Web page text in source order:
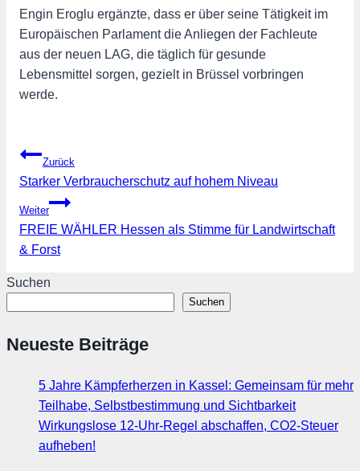
Engin Eroglu ergänzte, dass er über seine Tätigkeit im
Europäischen Parlament die Anliegen der Fachleute
aus der neuen LAG, die täglich für gesunde
Lebensmittel sorgen, gezielt in Brüssel vorbringen
werde.
Beitragsnavigation
Zurück
Starker Verbraucherschutz auf hohem Niveau
Weiter
FREIE WÄHLER Hessen als Stimme für Landwirtschaft
& Forst
Suchen
Suchen
Neueste Beiträge
5 Jahre Kämpferherzen in Kassel: Gemeinsam für mehr
Teilhabe, Selbstbestimmung und Sichtbarkeit
Wirkungslose 12-Uhr-Regel abschaffen, CO2-Steuer
aufheben!